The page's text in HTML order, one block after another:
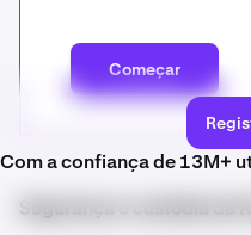
Começar
Com a confiança de 13M+